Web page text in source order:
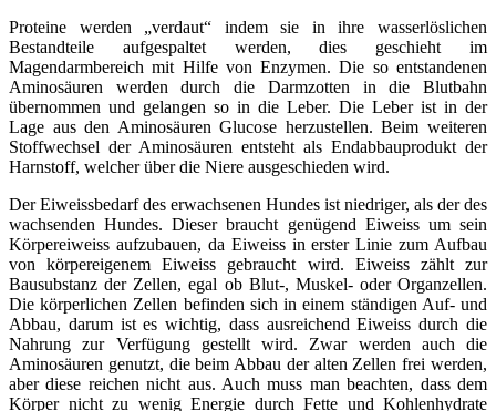
Proteine werden „verdaut“ indem sie in ihre wasserlöslichen
Bestandteile aufgespaltet werden, dies geschieht im
Magendarmbereich mit Hilfe von Enzymen. Die so entstandenen
Aminosäuren werden durch die Darmzotten in die Blutbahn
übernommen und gelangen so in die Leber. Die Leber ist in der
Lage aus den Aminosäuren Glucose herzustellen. Beim weiteren
Stoffwechsel der Aminosäuren entsteht als Endabbauprodukt der
Harnstoff, welcher über die Niere ausgeschieden wird.
Der Eiweissbedarf des erwachsenen Hundes ist niedriger, als der des
wachsenden Hundes. Dieser braucht genügend Eiweiss um sein
Körpereiweiss aufzubauen, da Eiweiss in erster Linie zum Aufbau
von körpereigenem Eiweiss gebraucht wird. Eiweiss zählt zur
Bausubstanz der Zellen, egal ob Blut-, Muskel- oder Organzellen.
Die körperlichen Zellen befinden sich in einem ständigen Auf- und
Abbau, darum ist es wichtig, dass ausreichend Eiweiss durch die
Nahrung zur Verfügung gestellt wird. Zwar werden auch die
Aminosäuren genutzt, die beim Abbau der alten Zellen frei werden,
aber diese reichen nicht aus. Auch muss man beachten, dass dem
Körper nicht zu wenig Energie durch Fette und Kohlenhydrate